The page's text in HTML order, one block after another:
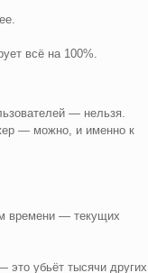
всё на 100%.
— нельзя.
— можно, и именно к
времени — текущих
это убьёт тысячи других